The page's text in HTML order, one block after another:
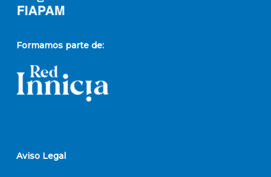
Formamos parte de:
Aviso Legal